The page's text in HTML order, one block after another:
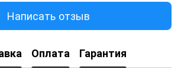
Написать отзыв
Оплата Гарантия